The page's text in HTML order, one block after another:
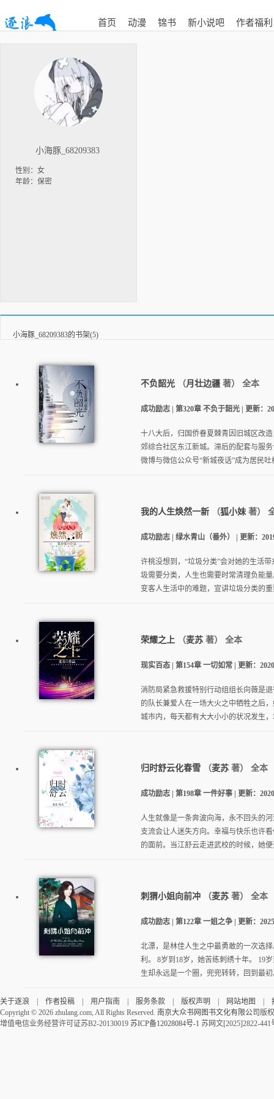
逐浪小说
首页 动漫 锦书 新小说吧 作者福利
小海豚_68209383
性别：女
年龄：保密
小海豚_68209383的书架(5)
不负韶光 （月壮边疆 著） 全本
成功励志 | 第320章 不负于韶光 | 更新：
十八大后，归国侨眷夏棘青因旧城区改
郊综合社区东江新城。滞后的配套与服
微博与微信公众号“新城夜话”成为居民
我的人生焕然一新 （狐小妹 著）
成功励志 | 绿水青山（番外） | 更新：
许桃没想到，“垃圾分类”会对她的生活
圾需要分类，人生也需要时常清理负能
变客人生活中的难题，宣讲垃圾分类的
荣耀之上 （麦苏 著） 全本
现实百态 | 第154章 一切如常 | 更新：
消防局紧急救援特别行动组组长向薇是
的队长兼爱人在一场大火之中牺牲之后
城市内，每天都有大大小小的状况发生
归时舒云化春雪 （麦苏 著） 全本
成功励志 | 第198章 一件好事 | 更新：
人生就像是一条奔波向海，永不回头的
支流会让人迷失方向。幸福与快乐也许
的面前。当江舒云走进武校的时候，她
刺猬小姐向前冲 （麦苏 著） 全本
成功励志 | 第122章 一姐之争 | 更新：
北漂，是林佳人生之中最勇敢的一次选
利。 8岁到18岁，她苦练刺绣十年。 19
生却永远是一个圈，兜兜转转，回到最
关于逐浪 作者投稿 用户指南 服务条款 版权声明 网站地图
Copyright © 2026 zhulang.com, All Rights Reserved. 南京大众书网图书文化有限公司 版
增值电信业务经营许可证苏B2-20130019 苏ICP备12028084号-1 苏网文[2025]2822-